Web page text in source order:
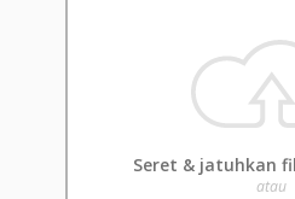
Seret & jatuhkan
atau